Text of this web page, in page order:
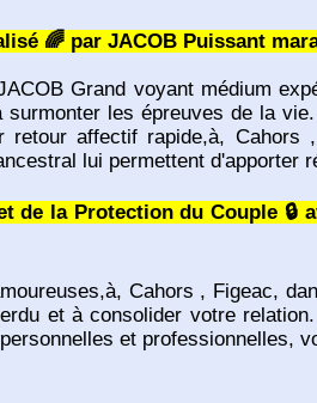
🌈 par JACOB Puissant
Grand voyant médium
les épreuves de la
retour affectif rapide,à,
lui permettent d'apporter
de la Protection du Couple 🔒
Cahors , Figeac,
et à consolider votre
et professionnelles,